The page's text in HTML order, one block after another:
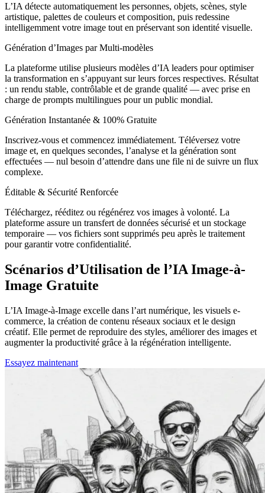
L’IA détecte automatiquement les personnes, objets, scènes, style
artistique, palettes de couleurs et composition, puis redessine
intelligemment votre image tout en préservant son identité visuelle.
Génération d’Images par Multi-modèles
La plateforme utilise plusieurs modèles d’IA leaders pour optimiser
la transformation en s’appuyant sur leurs forces respectives. Résultat
: un rendu stable, contrôlable et de grande qualité — avec prise en
charge de prompts multilingues pour un public mondial.
Génération Instantanée & 100% Gratuite
Inscrivez-vous et commencez immédiatement. Téléversez votre
image et, en quelques secondes, l’analyse et la génération sont
effectuées — nul besoin d’attendre dans une file ni de suivre un flux
complexe.
Éditable & Sécurité Renforcée
Téléchargez, rééditez ou régénérez vos images à volonté. La
plateforme assure un transfert de données sécurisé et un stockage
temporaire — vos fichiers sont supprimés peu après le traitement
pour garantir votre confidentialité.
Scénarios d’Utilisation de l’IA Image-à-
Image Gratuite
L’IA Image-à-Image excelle dans l’art numérique, les visuels e-
commerce, la création de contenu réseaux sociaux et le design
créatif. Elle permet de reproduire des styles, améliorer des images et
augmenter la productivité grâce à la régénération intelligente.
Essayez maintenant